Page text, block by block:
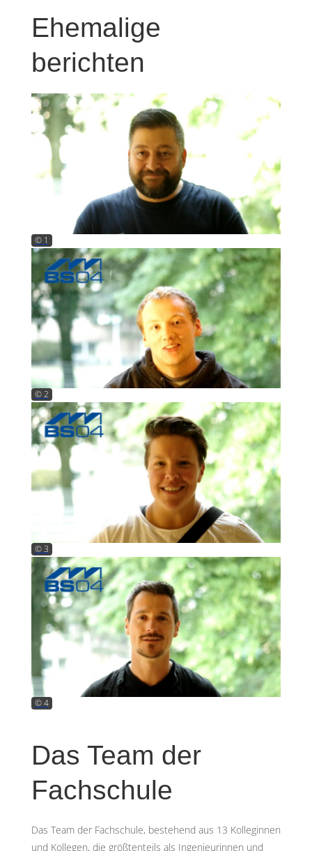
Ehemalige
berichten
© 1
© 2
© 3
© 4
Das Team der
Fachschule
Das Team der Fachschule, bestehend aus 13 Kolleginnen
und Kollegen, die größtenteils als Ingenieurinnen und